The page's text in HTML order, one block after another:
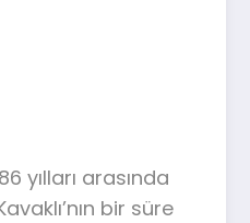
yılları arasında
bir süre